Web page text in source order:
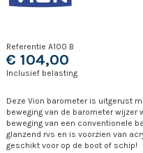
Referentie A100 B
€ 104,00
Inclusief belasting
Deze Vion barometer is uitgerust
beweging van de barometer wijzer
beweging van een conventionele
glanzend rvs en is voorzien van
geschikt voor op de boot of schip!